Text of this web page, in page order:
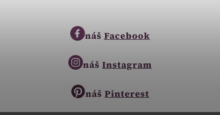
náš Facebook
náš Instagram
náš Pinterest